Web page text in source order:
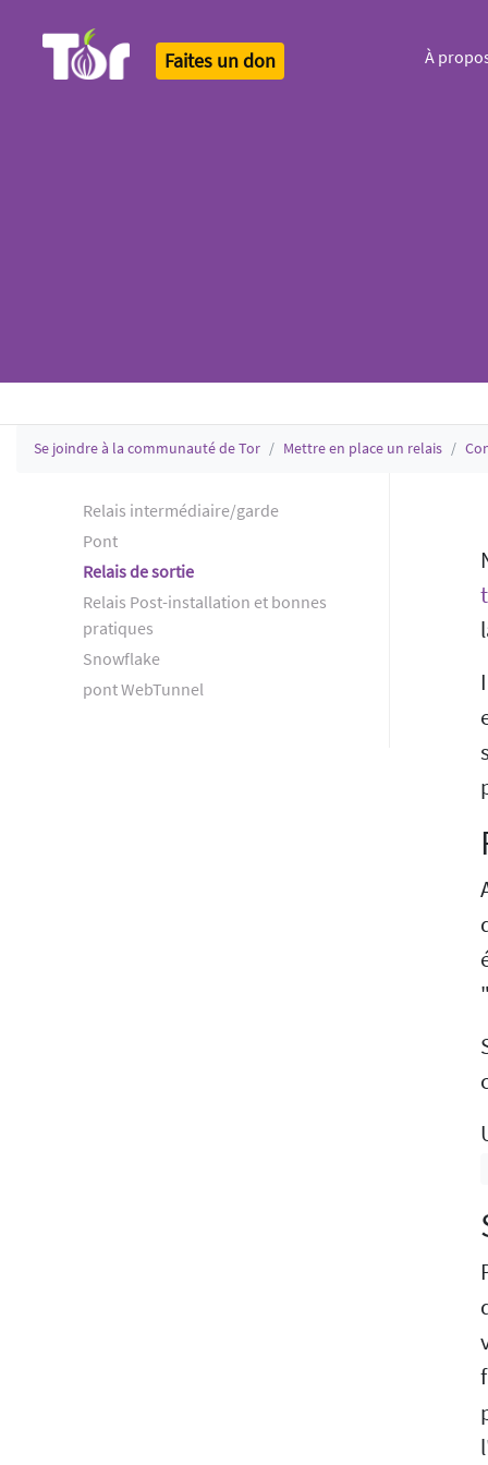
Faites un don À
Se joindre à la communauté de Tor Mettre en place un relais
Relais intermédiaire/garde
Pont
Relais de sortie
Relais Post-installation et bonnes
pratiques
Snowflake
pont WebTunnel